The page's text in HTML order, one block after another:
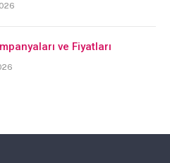
ve Fiyatları